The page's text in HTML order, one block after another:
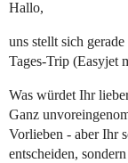
Hallo,
uns stellt sich
Tages-Trip (Easyjet
Was würdet Ihr
Ganz
Vorlieben - aber Ihr
entscheiden,